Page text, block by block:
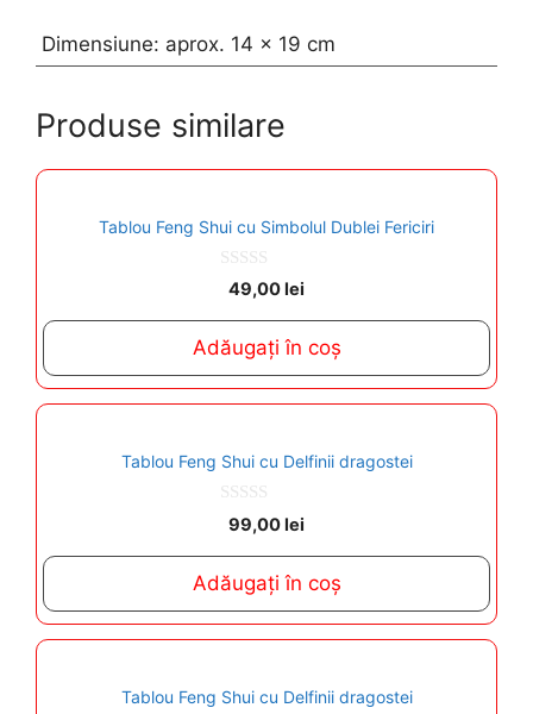
Dimensiune: aprox. 14 x 19 cm
Produse similare
Tablou Feng Shui cu Simbolul Dublei Fericiri
o
u
o
5
49,00lei
Adăugați în coș
Tablou Feng Shui cu Delfinii dragostei
0
o
5
99,00lei
Adăugați în coș
Tablou Feng Shui cu Delfinii dragostei